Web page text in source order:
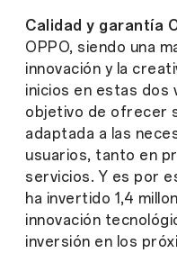
Calidad y garantía
OPPO, siendo una
innovación y la
inicios en estas dos
objetivo de ofrecer
adaptada a las
usuarios, tanto en
servicios. Y es por
ha invertido 1,4
innovación
inversión en los